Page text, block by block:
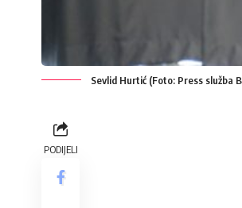
Sevlid Hurtić (Foto: Press služba
PODIJELI